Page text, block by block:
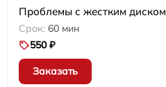
Проблемы с жестким диском
60 мин
550 ₽
Заказать